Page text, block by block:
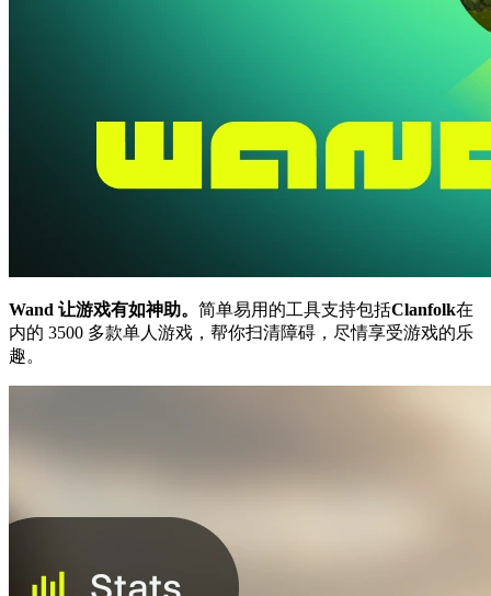
Wand 让游戏有如神助。 简单易用的工具支持包括Clanfolk在
内的 3500 多款单人游戏，帮你扫清障碍，尽情享受游戏的乐
趣。